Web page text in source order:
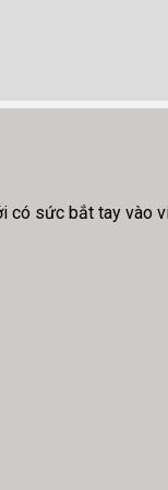
có sức bắt tay vào